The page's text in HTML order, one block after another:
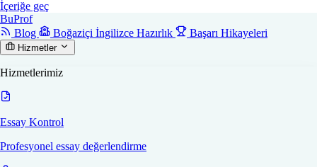
İçeriğe geç
BuProf
Blog
Boğaziçi İngilizce Hazırlık Başarı Hikayeleri
Hizmetler
Hizmetlerimiz
Essay Kontrol
Profesyonel essay değerlendirme